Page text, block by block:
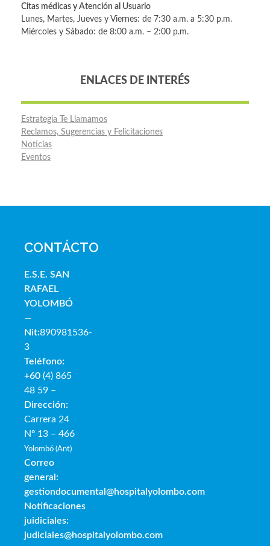
Citas médicas y Atención al Usuario
Lunes, Martes, Jueves y Viernes: de 7:30 a.m. a 5:30 p.m.
Miércoles y Sábado: de 8:00 a.m. – 2:00 p.m.
ENLACES DE INTERÉS
Estrategia Te Llamamos
Reclamos, Sugerencias y Felicitaciones
Noticias
Eventos
CONTÁCTO
E.S.E. SAN
RAFAEL
YOLOMBÓ
—
Nit:890981536-
3
Teléfono:
+60 (4) 865
48 59 –
Dirección:
Carrera 24
Nº 13 – 466
Yolombó (Ant)
Correo
general:
gestiondocumental@hospitalyolombo.com
Notificaciones
juidiciales:
judiciales@hospitalyolombo.com